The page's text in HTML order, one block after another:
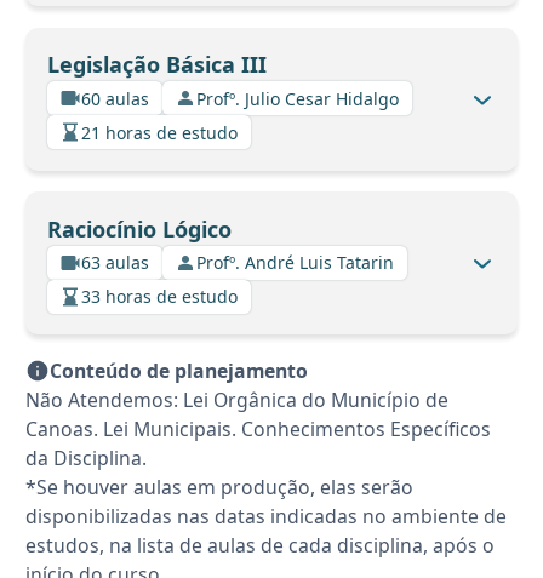
Legislação Básica III
60 aulas
Profº. Julio Cesar Hidalgo
21 horas de estudo
Raciocínio Lógico
63 aulas
Profº. André Luis Tatarin
33 horas de estudo
Conteúdo de planejamento
Não Atendemos: Lei Orgânica do Município de
Canoas. Lei Municipais. Conhecimentos Específicos
da Disciplina.
*Se houver aulas em produção, elas serão
disponibilizadas nas datas indicadas no ambiente de
estudos, na lista de aulas de cada disciplina, após o